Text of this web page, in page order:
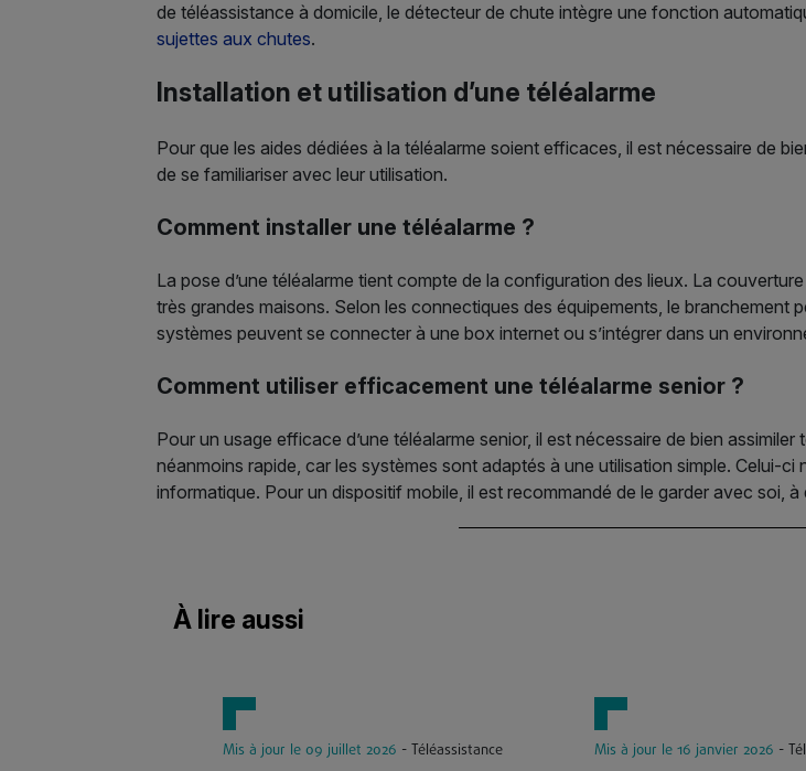
de téléassistance à domicile, le détecteur de chute intègre une fonction
sujettes aux chutes.
Installation et utilisation d’une téléalarme
Pour que les aides dédiées à la téléalarme soient efficaces, il est nécessaire de
de se familiariser avec leur utilisation.
Comment installer une téléalarme ?
La pose d’une téléalarme tient compte de la configuration des lieux. La
très grandes maisons. Selon les connectiques des équipements, le branchement
systèmes peuvent se connecter à une box internet ou s’intégrer dans un
Comment utiliser efficacement une téléalarme senior ?
Pour un usage efficace d’une téléalarme senior, il est nécessaire de bien
néanmoins rapide, car les systèmes sont adaptés à une utilisation simple. Celui-
informatique. Pour un dispositif mobile, il est recommandé de le garder avec soi,
À lire aussi
Mis à jour le 09 juillet 2026 - Téléassistance Mis à jour le 16 janvier 2026 -